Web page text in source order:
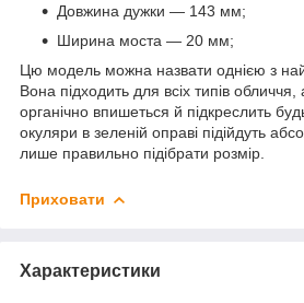
Довжина дужки — 143 мм;
Ширина моста — 20 мм;
Цю модель можна назвати однією з
Вона підходить для всіх типів
органічно впишеться й підкреслить
окуляри в зеленій оправі підійдуть
лише правильно підібрати розмір.
Приховати
Характеристики